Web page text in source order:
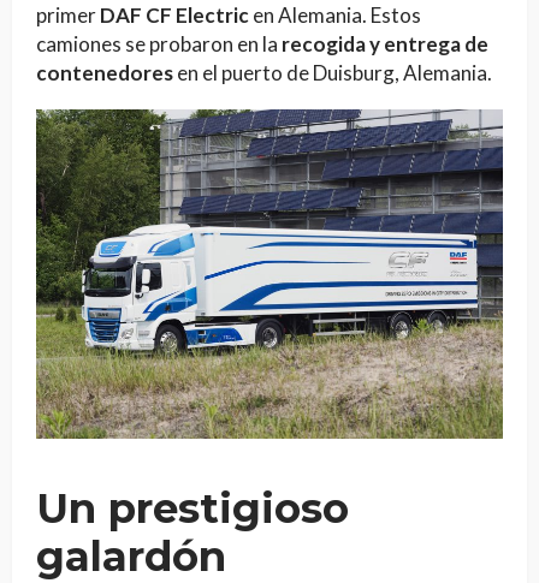
primerDAF CF Electricen Alemania. Estos
camiones se probaron en la recogida y entrega de
contenedoresen el puerto de Duisburg, Alemania.
Un prestigioso
galardón